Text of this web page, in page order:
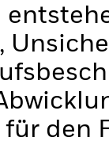
den